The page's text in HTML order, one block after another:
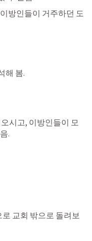
방인들이 거주하던 도
해 봄.
시고, 이방인들이 모
.
로 교회 밖으로 돌려보